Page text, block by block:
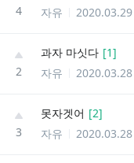
4
자유
2020.03.29
2
과자 마싯다 [1]
자유
2020.03.28
3
못자겟어 [2]
자유
2020.03.28